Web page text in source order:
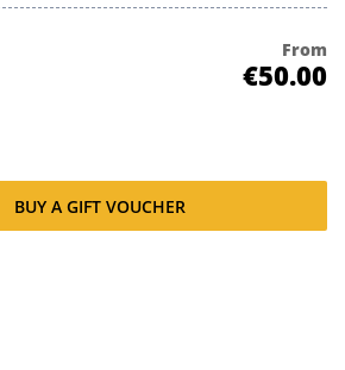
From
€50.00
BUY A GIFT VOUCHER